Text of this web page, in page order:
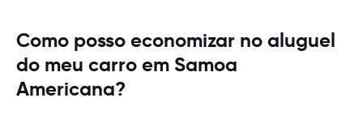
Como posso economizar no aluguel
do meu carro em Samoa
Americana?